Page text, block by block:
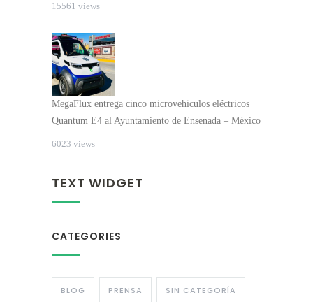
15561 views
MegaFlux entrega cinco microvehiculos eléctricos
Quantum E4 al Ayuntamiento de Ensenada – México
6023 views
TEXT WIDGET
CATEGORIES
BLOG PRENSA SIN CATEGORÍA